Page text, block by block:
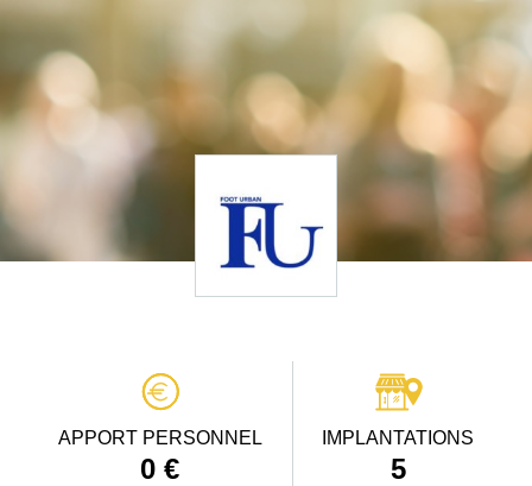
APPORT PERSONNEL
0 €
IMPLANTATIONS
5